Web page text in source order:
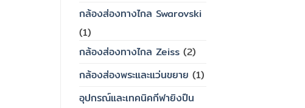
กล้องส่องทางไกล Swarovski
(1)
กล้องส่องทางไกล Zeiss (2)
กล้องส่องพระและแว่นขยาย (1)
อุปกรณ์และเทคนิคกีฬายิงปืน